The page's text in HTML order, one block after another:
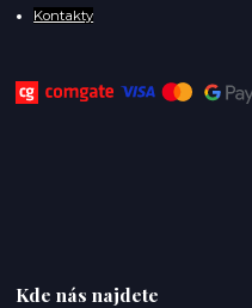
Kontakty
Kde nás najdete